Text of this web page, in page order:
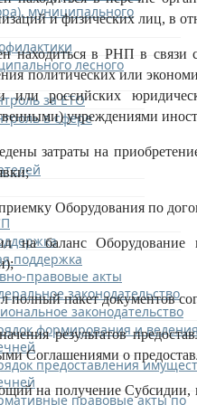
муниципального
лесного
за ЕТО
в сфере
поддержка
правовые акты
законодательство
законодательство
формирования и
предоставления
правовые акты по
и физических лиц, в
находиться в РНП в связи
политических или
или российских
учреждениями
затраты на
Оборудования по
на баланс
полный пакет документов
результатов
Соглашениями о
на получение Субсидии,